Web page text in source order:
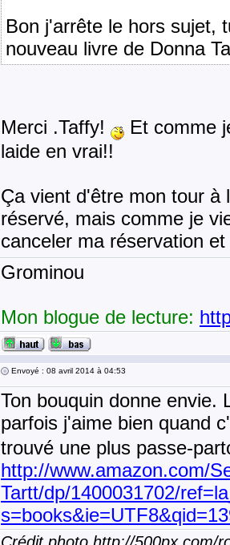
Bon j'arrête le hors sujet,
nouveau livre de Donna
Merci .Taffy!
Et comme
laide en vrai!!
Ça vient d'être mon tour à
réservé, mais comme je
canceler ma réservation
Grominou
Mon blogue de lecture:
Envoyé : 08 avril 2014 à 04:53
Ton bouquin donne envie.
parfois j'aime bien quand
trouvé une plus passe-
http://www.amazon.com/
Tartt/dp/1400031702/